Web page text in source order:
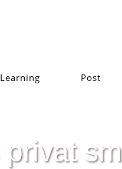
Post
privat